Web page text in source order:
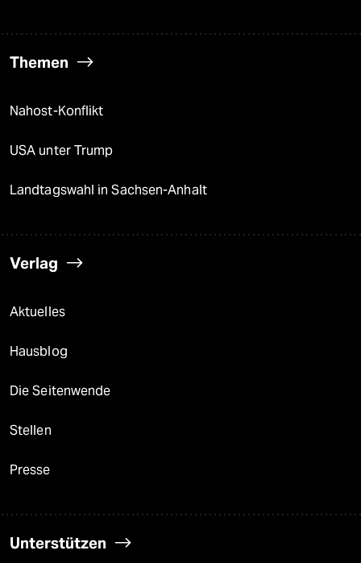
Themen
Nahost-Konflikt
USA unter Trump
Landtagswahl in Sachsen-Anhalt
Verlag
Aktuelles
Hausblog
Die Seitenwende
Stellen
Presse
Unterstützen